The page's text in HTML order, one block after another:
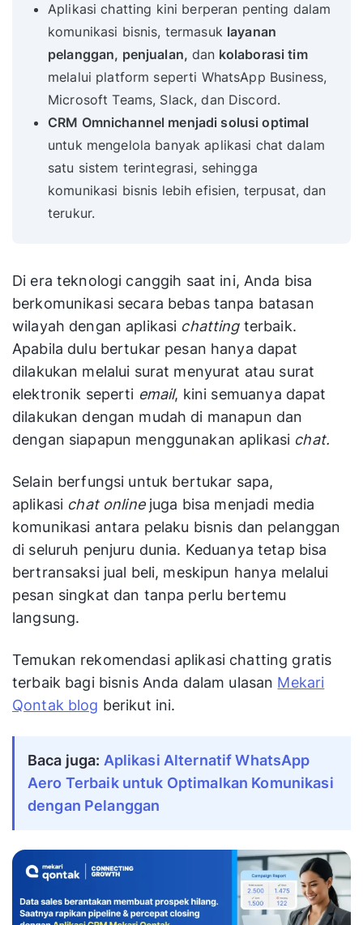
Aplikasi chatting kini berperan penting dalam
komunikasi bisnis, termasuk layanan
pelanggan, penjualan, dan kolaborasi tim
melalui platform seperti WhatsApp Business,
Microsoft Teams, Slack, dan Discord.
CRM Omnichannel menjadi solusi optimal
untuk mengelola banyak aplikasi chat dalam
satu sistem terintegrasi, sehingga
komunikasi bisnis lebih efisien, terpusat, dan
terukur.
Di era teknologi canggih saat ini, Anda bisa
berkomunikasi secara bebas tanpa batasan
wilayah dengan aplikasi chatting terbaik.
Apabila dulu bertukar pesan hanya dapat
dilakukan melalui surat menyurat atau surat
elektronik seperti email, kini semuanya dapat
dilakukan dengan mudah di manapun dan
dengan siapapun menggunakan aplikasi chat.
Selain berfungsi untuk bertukar sapa,
aplikasi chat online juga bisa menjadi media
komunikasi antara pelaku bisnis dan pelanggan
di seluruh penjuru dunia. Keduanya tetap bisa
bertransaksi jual beli, meskipun hanya melalui
pesan singkat dan tanpa perlu bertemu
langsung.
Temukan rekomendasi aplikasi chatting gratis
terbaik bagi bisnis Anda dalam ulasan Mekari
Qontak blog berikut ini.
Baca juga: Aplikasi Alternatif WhatsApp
Aero Terbaik untuk Optimalkan Komunikasi
dengan Pelanggan